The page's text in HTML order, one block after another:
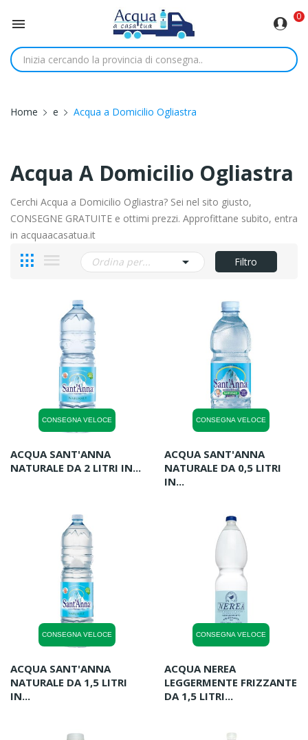

0
Home e Acqua a Domicilio Ogliastra
Acqua A Domicilio Ogliastra
Cerchi Acqua a Domicilio Ogliastra? Sei nel sito giusto,
CONSEGNE GRATUITE e ottimi prezzi. Approfittane subito, entra
in acquaacasatua.it
Ordina per...  Filtro
CONSEGNA VELOCE
ACQUA SANT'ANNA
NATURALE DA 2 LITRI IN...
CONSEGNA VELOCE
ACQUA SANT'ANNA
NATURALE DA 0,5 LITRI
IN...
CONSEGNA VELOCE
ACQUA SANT'ANNA
NATURALE DA 1,5 LITRI
IN...
CONSEGNA VELOCE
ACQUA NEREA
LEGGERMENTE FRIZZANTE
DA 1,5 LITRI...